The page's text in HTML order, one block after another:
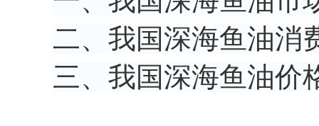
二、我国深海鱼油消
三、我国深海鱼油价